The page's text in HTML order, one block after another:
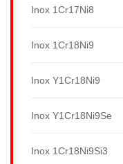
Inox 1Cr17Ni8
Inox 1Cr18Ni9
Inox Y1Cr18Ni9
Inox Y1Cr18Ni9Se
Inox 1Cr18Ni9Si3